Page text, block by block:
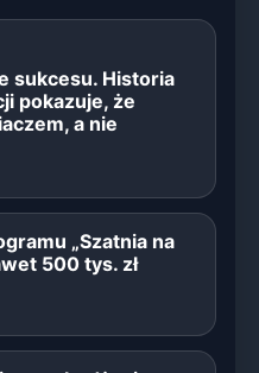
sukcesu. Historia
pokazuje, że
a nie
„Szatnia na
500 tys. zł